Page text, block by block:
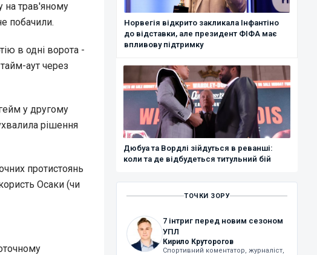
на трав'яному
побачили.
в одні ворота -
аут через
у другому
рішення
протистоянь
Осаки (чи
Норвегія відкрито закликала Інфантіно
до відставки, але президент ФІФА має
впливову підтримку
Дюбуа та Вордлі зійдуться в реванші:
коли та де відбудеться титульний бій
ТОЧКИ ЗОРУ
7 інтриг перед новим сезоном
УПЛ
Кирило Круторогов
Спортивний коментатор, журналіст,